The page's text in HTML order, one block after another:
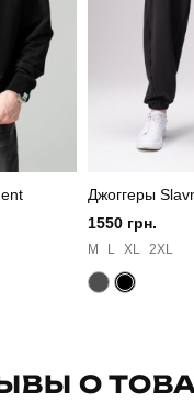
100% поліестер
Джоггеры
1550 грн.
M L XL 2XL
О